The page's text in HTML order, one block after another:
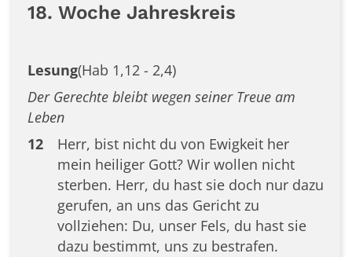
18. Woche Jahreskreis
Lesung(Hab 1,12 - 2,4)
Der Gerechte bleibt wegen seiner Treue am
Leben
12
Herr, bist nicht du von Ewigkeit her
mein heiliger Gott? Wir wollen nicht
sterben. Herr, du hast sie doch nur dazu
gerufen, an uns das Gericht zu
vollziehen: Du, unser Fels, du hast sie
dazu bestimmt, uns zu bestrafen.